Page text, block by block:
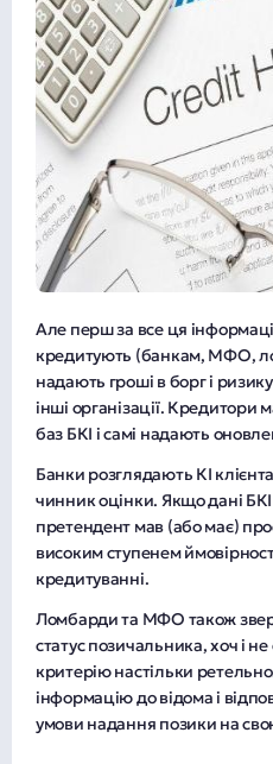
Але перш за все ця
кредитують (банкам, МФО,
надають гроші в борг і
інші організації.
баз БКІ і самі надають
Банки розглядають КІ
чинник оцінки. Якщо дані
претендент мав (або має)
високим ступенем
кредитуванні.
Ломбарди та МФО також
статус позичальника, хоч і
критерію настільки
інформацію до відома і
умови надання позики на